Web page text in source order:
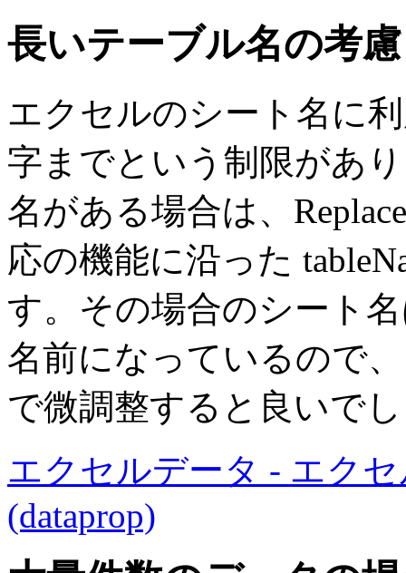
長いテーブル名の考慮
エクセルのシート名に
字までという制限があ
名がある場合は、
応の機能に沿った
す。その場合のシート
名前になっているので
で微調整すると良いで
エクセルデータ - エク
(dataprop)